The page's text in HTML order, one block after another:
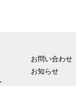
お問い合わせ
お知らせ